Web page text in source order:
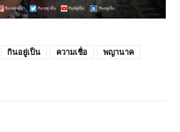
กินอยู่เป็น ความเชื่อ
พญานาค